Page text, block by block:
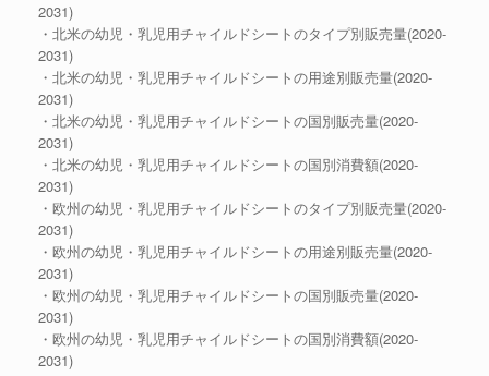
2031)
・北米の幼児・乳児用チャイルドシートのタイプ別販売量(2020-
2031)
・北米の幼児・乳児用チャイルドシートの用途別販売量(2020-
2031)
・北米の幼児・乳児用チャイルドシートの国別販売量(2020-
2031)
・北米の幼児・乳児用チャイルドシートの国別消費額(2020-
2031)
・欧州の幼児・乳児用チャイルドシートのタイプ別販売量(2020-
2031)
・欧州の幼児・乳児用チャイルドシートの用途別販売量(2020-
2031)
・欧州の幼児・乳児用チャイルドシートの国別販売量(2020-
2031)
・欧州の幼児・乳児用チャイルドシートの国別消費額(2020-
2031)